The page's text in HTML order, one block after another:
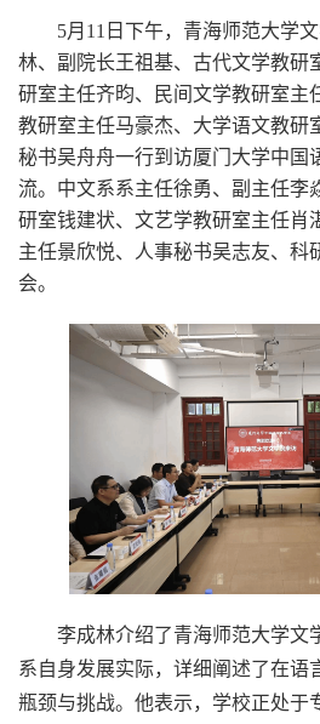
5月11日下午，青海师范大学
林、副院长王祖基、古代文学教研
研室主任齐昀、民间文学教研室主
教研室主任马豪杰、大学语文教研
秘书吴舟舟一行到访厦门大学中国
流。中文系系主任徐勇、副主任李
研室钱建状、文艺学教研室主任肖
主任景欣悦、人事秘书吴志友、科
会。
李成林介绍了青海师范大学文
系自身发展实际，详细阐述了在语
瓶颈与挑战。他表示，学校正处于